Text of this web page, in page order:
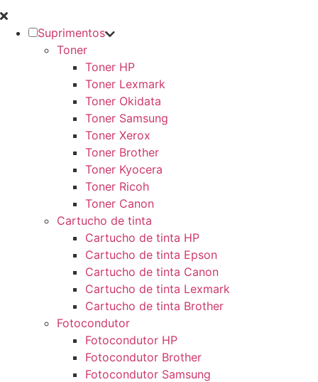
Suprimentos
Toner
Toner HP
Toner Lexmark
Toner Okidata
Toner Samsung
Toner Xerox
Toner Brother
Toner Kyocera
Toner Ricoh
Toner Canon
Cartucho de tinta
Cartucho de tinta HP
Cartucho de tinta Epson
Cartucho de tinta Canon
Cartucho de tinta Lexmark
Cartucho de tinta Brother
Fotocondutor
Fotocondutor HP
Fotocondutor Brother
Fotocondutor Samsung